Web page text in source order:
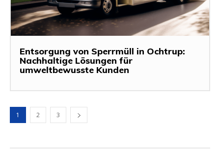
Entsorgung von Sperrmüll in Ochtrup:
Nachhaltige Lösungen für
umweltbewusste Kunden
1 2 3